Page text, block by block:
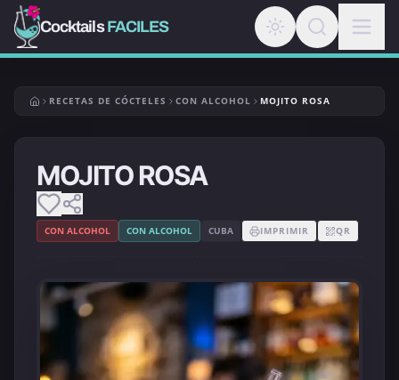
CocktailsFACILES
RECETAS DE CÓCTELES CON ALCOHOL MOJITO ROSA
MOJITO ROSA
CON ALCOHOL CON ALCOHOL CUBA IMPRIMIR QR